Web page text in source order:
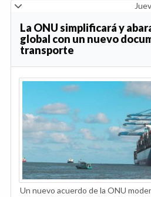
La ONU simplificará y
global con un nuevo
transporte
Un nuevo acuerdo de la ONU